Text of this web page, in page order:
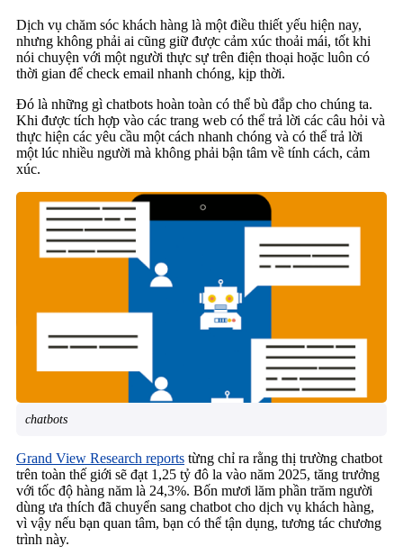
Dịch vụ chăm sóc khách hàng là một điều thiết yếu hiện nay,
nhưng không phải ai cũng giữ được cảm xúc thoải mái, tốt khi
nói chuyện với một người thực sự trên điện thoại hoặc luôn có
thời gian để check email nhanh chóng, kịp thời.
Đó là những gì chatbots hoàn toàn có thể bù đắp cho chúng ta.
Khi được tích hợp vào các trang web có thể trả lời các câu hỏi và
thực hiện các yêu cầu một cách nhanh chóng và có thể trả lời
một lúc nhiều người mà không phải bận tâm về tính cách, cảm
xúc.
chatbots
Grand View Research reports từng chỉ ra rằng thị trường chatbot
trên toàn thế giới sẽ đạt 1,25 tỷ đô la vào năm 2025, tăng trưởng
với tốc độ hàng năm là 24,3%. Bốn mươi lăm phần trăm người
dùng ưa thích đã chuyển sang chatbot cho dịch vụ khách hàng,
vì vậy nếu bạn quan tâm, bạn có thể tận dụng, tương tác chương
trình này.